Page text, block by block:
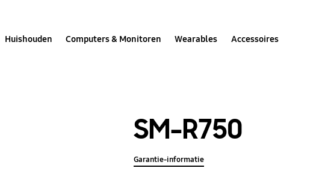
Huishouden Computers & Monitoren Wearables Accessoires
SM-R750
Garantie-informatie